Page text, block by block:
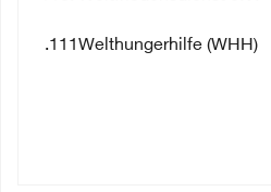
111.Welthungerhilfe (WHH)